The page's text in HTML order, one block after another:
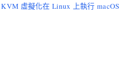
虛擬化在 Linux 上執行 macOS